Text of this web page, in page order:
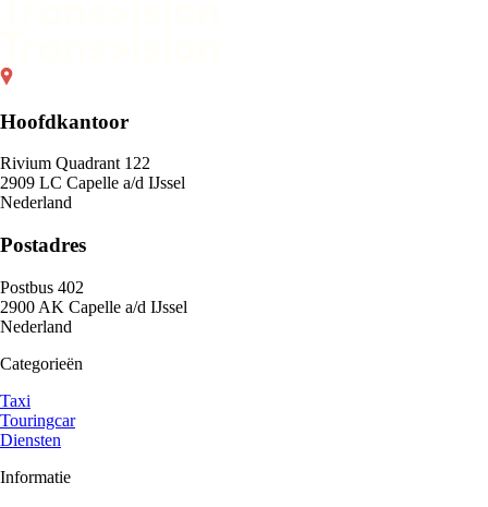
Hoofdkantoor
Rivium Quadrant 122
2909 LC Capelle a/d IJssel
Nederland
Postadres
Postbus 402
2900 AK Capelle a/d IJssel
Nederland
Categorieën
Taxi
Touringcar
Diensten
Informatie